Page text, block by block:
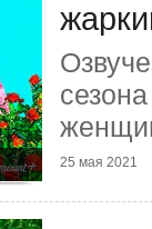
25 мая 2021